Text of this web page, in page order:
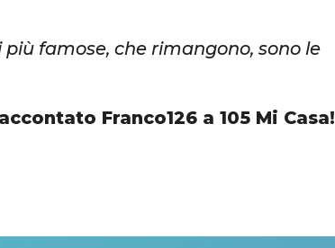
famose, che rimangono, sono le
Franco126 a 105 Mi Casa!